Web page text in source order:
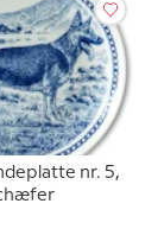
nr. 5,